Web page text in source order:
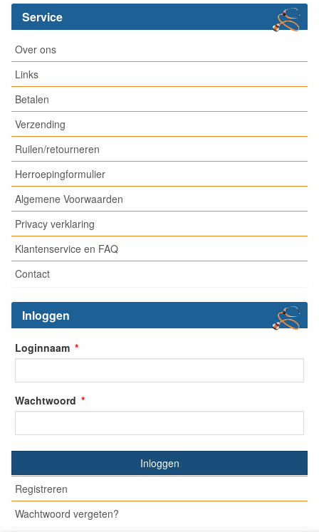
Service
Over ons
Links
Betalen
Verzending
Ruilen/retourneren
Herroepingformulier
Algemene Voorwaarden
Privacy verklaring
Klantenservice en FAQ
Contact
Inloggen
Loginnaam
Wachtwoord
Inloggen
Registreren
Wachtwoord vergeten?